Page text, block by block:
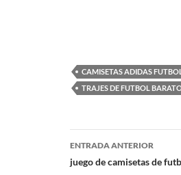
CAMISETAS ADIDAS
TRAJES DE FUTBOL
Navegación
de
ENTRADA ANTERIOR
juego de camisetas de